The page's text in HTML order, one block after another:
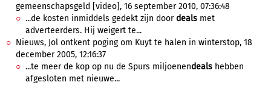
gemeenschapsgeld [video], 16 september 2010, 07:36:48
...de kosten inmiddels gedekt zijn doordeals met
adverteerders. Hij weigert te...
Nieuws, Jol ontkent poging om Kuyt te halen in winterstop, 18
december 2005, 12:16:37
...te meer de kop op nu de Spurs miljoenendeals hebben
afgesloten met nieuwe...